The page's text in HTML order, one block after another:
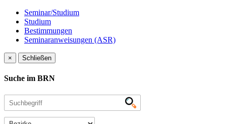
Seminar/Studium
Studium
Bestimmungen
Seminaranweisungen (ASR)
× Schließen
Suche im BRN